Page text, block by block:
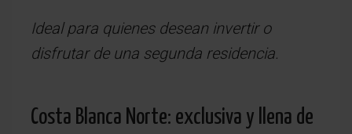
Ideal para quienes desean invertir o
disfrutar de una segunda residencia.
Costa Blanca Norte: exclusiva y llena de